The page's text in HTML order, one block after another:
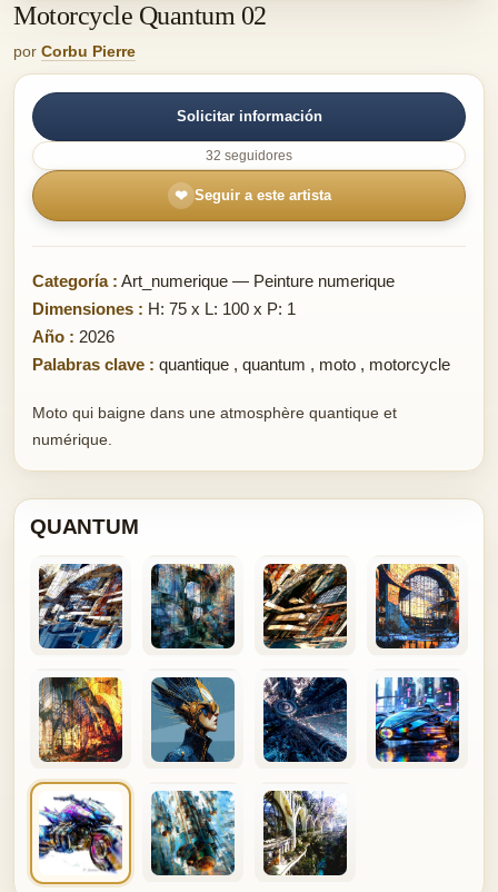
Motorcycle Quantum 02
por Corbu Pierre
Solicitar información
32 seguidores
❤ Seguir a este artista
Categoría : Art_numerique — Peinture numerique
Dimensiones : H: 75 x L: 100 x P: 1
Año : 2026
Palabras clave : quantique , quantum , moto , motorcycle
Moto qui baigne dans une atmosphère quantique et
numérique.
QUANTUM